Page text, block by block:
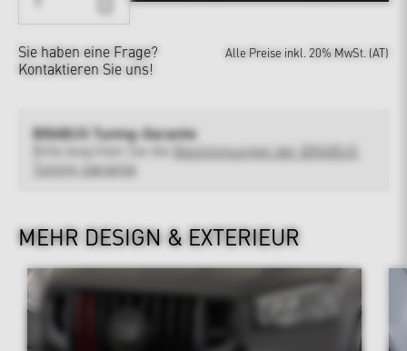
Sie haben eine Frage?
Kontaktieren Sie uns!
Alle Preise inkl. 20% MwSt. (AT)
BRABUS Tuning-Garantie
Bitte beachten Sie die
Bestimmungen der BRABUS
Tuning-Garantie
MEHR DESIGN & EXTERIEUR